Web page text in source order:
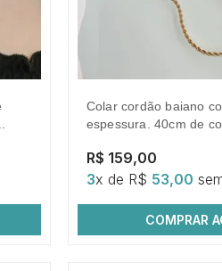
colar cordão baiano com 2mm de
espessura. 40cm de
R$ 159,00
3x de R$ 53,00
COMPRAR